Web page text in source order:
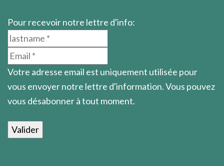
Pour recevoir notre lettre d'info:
Votre adresse email est uniquement utilisée pour
vous envoyer notre lettre d'information. Vous pouvez
vous désabonner à tout moment.